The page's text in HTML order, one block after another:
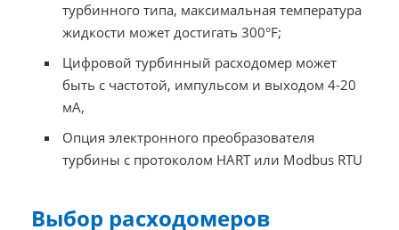
турбинного типа, максимальная температура
жидкости может достигать 300°F;
Цифровой турбинный расходомер может
быть с частотой, импульсом и выходом 4-20
мА,
Опция электронного преобразователя
турбины с протоколом HART или Modbus RTU
Выбор расходомеров